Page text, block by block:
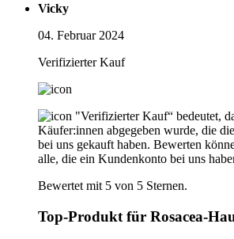
Vicky
04. Februar 2024
Verifizierter Kauf
"Verifizierter Kauf“ bedeutet,
Käufer:innen abgegeben wurde, die
bei uns gekauft haben. Bewerten
alle, die ein Kundenkonto bei uns
Bewertet mit 5 von 5 Sternen.
Top-Produkt für Rosacea-